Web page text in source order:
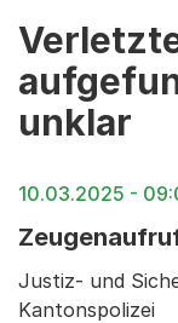
unklar
10.03.2025 -
Justiz- und
Kantonspolizei